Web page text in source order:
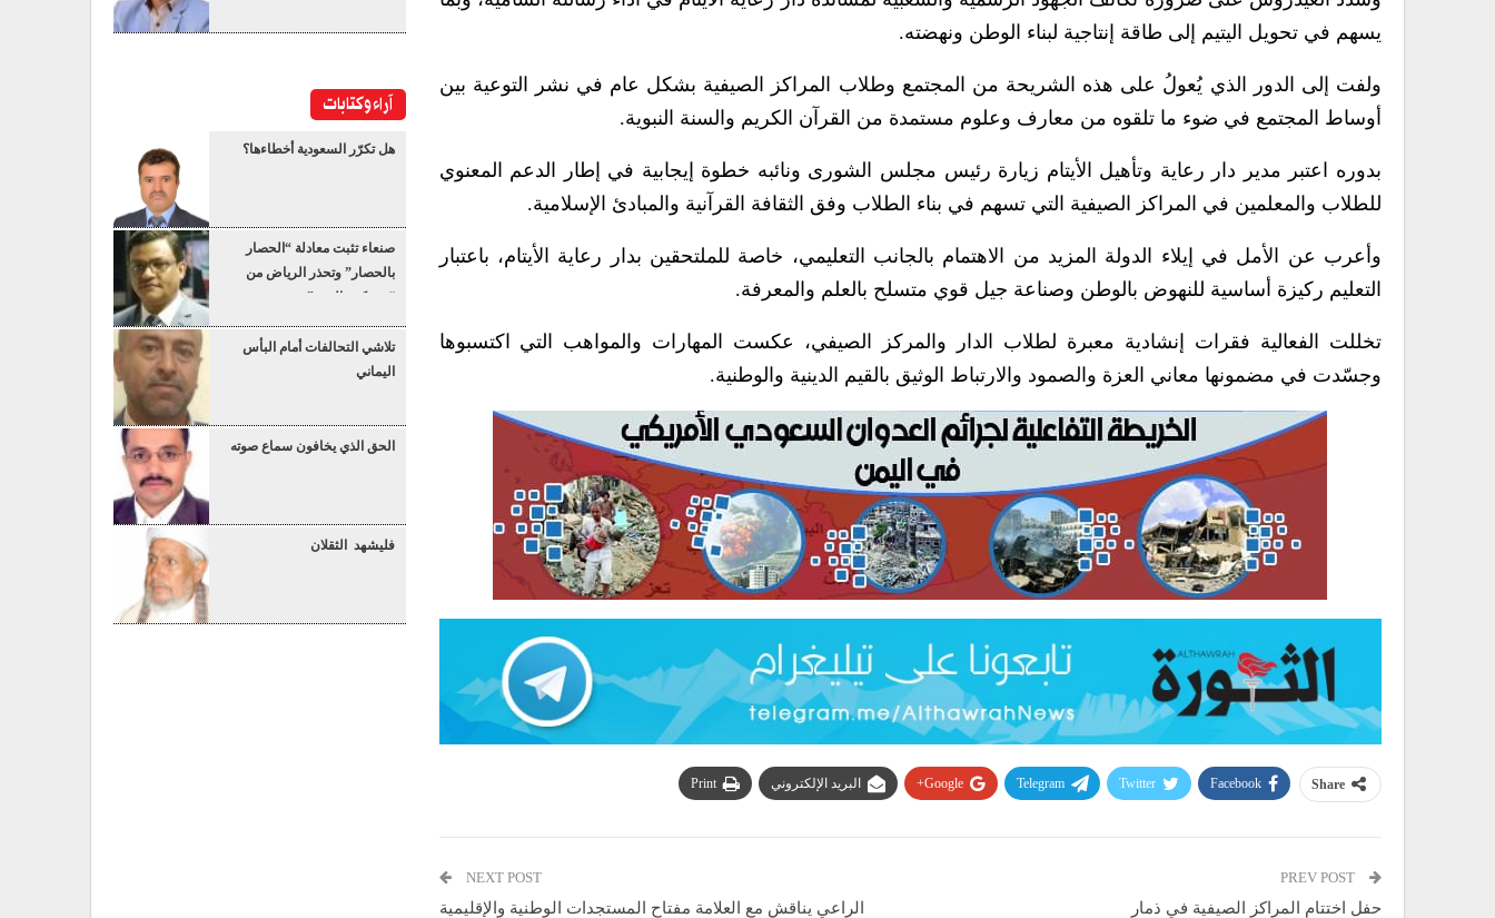
يسهم في تحويل اليتيم إلى طاقة إنتاجية لبناء الوطن ونهضته.
ولفت إلى الدور الذي يُعولُ على هذه الشريحة من المجتمع وطلاب المراكز الصيفية بشكل عام في نشر التوعية بين
أوساط المجتمع في ضوء ما تلقوه من معارف وعلوم مستمدة من القرآن الكريم والسنة النبوية.
بدوره اعتبر مدير دار رعاية وتأهيل الأيتام زيارة رئيس مجلس الشورى ونائبه خطوة إيجابية في إطار الدعم المعنوي
للطلاب والمعلمين في المراكز الصيفية التي تسهم في بناء الطلاب وفق الثقافة القرآنية والمبادئ الإسلامية.
وأعرب عن الأمل في إيلاء الدولة المزيد من الاهتمام بالجانب التعليمي، خاصة للملتحقين بدار رعاية الأيتام، باعتبار
التعليم ركيزة أساسية للنهوض بالوطن وصناعة جيل قوي متسلح بالعلم والمعرفة.
تخللت الفعالية فقرات إنشادية معبرة لطلاب الدار والمركز الصيفي، عكست المهارات والمواهب التي اكتسبوها
وجسّدت في مضمونها معاني العزة والصمود والارتباط الوثيق بالقيم الدينية والوطنية.
Share
Facebook
Twitter
Telegram
Google+ البريد الإلكتروني Print
حفل اختتام المراكز الصيفية في ذمار
NEXT POST
الراعي يناقش مع العلامة مفتاح المستجدات الوطنية والإقليمية
آراء وكتابات
هل تكرّر السعودية أخطاءها؟
صنعاء تثبت معادلة “الحصار
بالحصار” وتحذر الرياض من
“عسكرة البحر”
تلاشي التحالفات أمام البأس
اليماني
الحق الذي يخافون سماع صوته
فليشهد الثقلان